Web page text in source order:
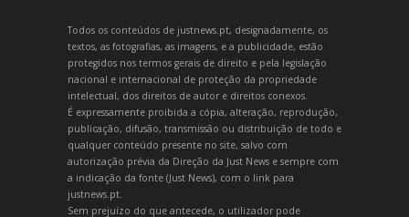
Todos os conteúdos de justnews.pt, designadamente, os
textos, as fotografias, as imagens, e a publicidade, estão
protegidos nos termos gerais de direito e pela legislação
nacional e internacional de proteção da propriedade
intelectual, dos direitos de autor e direitos conexos.
É expressamente proibida a cópia, alteração, reprodução,
publicação, difusão, transmissão ou distribuição de todo e
qualquer conteúdo presente no site, salvo com
autorização prévia da Direção da Just News e sempre com
a indicação da fonte (Just News), com o link para
justnews.pt.
Sem prejuízo do que antecede, o utilizador pode